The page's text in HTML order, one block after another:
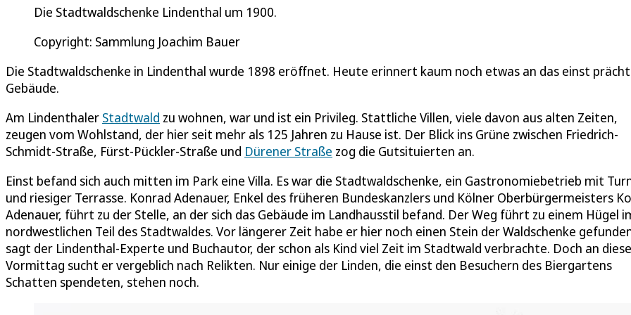
Die Stadtwaldschenke Lindenthal um 1900.
Copyright: Sammlung Joachim Bauer
Die Stadtwaldschenke in Lindenthal wurde 1898 eröffnet. Heute erinnert kaum noch etwas an das einst
Gebäude.
Am Lindenthaler Stadtwald zu wohnen, war und ist ein Privileg. Stattliche Villen, viele davon aus alten Zeiten,
zeugen vom Wohlstand, der hier seit mehr als 125 Jahren zu Hause ist. Der Blick ins Grüne zwischen Friedrich-
Schmidt-Straße, Fürst-Pückler-Straße und Dürener Straße zog die Gutsituierten an.
Einst befand sich auch mitten im Park eine Villa. Es war die Stadtwaldschenke, ein Gastronomiebetrieb mit
und riesiger Terrasse. Konrad Adenauer, Enkel des früheren Bundeskanzlers und Kölner Oberbürgermeisters
Adenauer, führt zu der Stelle, an der sich das Gebäude im Landhausstil befand. Der Weg führt zu einem Hügel
nordwestlichen Teil des Stadtwaldes. Vor längerer Zeit habe er hier noch einen Stein der Waldschenke
sagt der Lindenthal-Experte und Buchautor, der schon als Kind viel Zeit im Stadtwald verbrachte. Doch an
Vormittag sucht er vergeblich nach Relikten. Nur einige der Linden, die einst den Besuchern des Biergartens
Schatten spendeten, stehen noch.